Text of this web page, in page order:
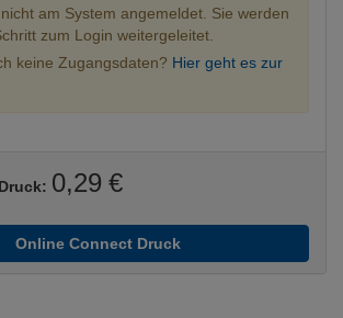
am System angemeldet. Sie werden
zum Login weitergeleitet.
keine Zugangsdaten? Hier geht es zur
0,29 €
Online Connect Druck